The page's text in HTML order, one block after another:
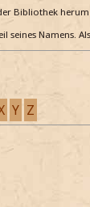
Bibliothek
seines Namens.
Y Z